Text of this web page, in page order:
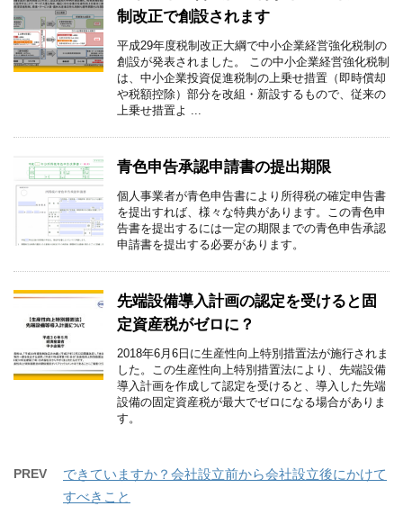
制改正で創設されます
平成29年度税制改正大綱で中小企業経営強化税制の
創設が発表されました。 この中小企業経営強化税制
は、中小企業投資促進税制の上乗せ措置（即時償却
や税額控除）部分を改組・新設するもので、従来の
上乗せ措置よ ...
青色申告承認申請書の提出期限
個人事業者が青色申告書により所得税の確定申告書
を提出すれば、様々な特典があります。この青色申
告書を提出するには一定の期限までの青色申告承認
申請書を提出する必要があります。
先端設備導入計画の認定を受けると固
定資産税がゼロに？
2018年6月6日に生産性向上特別措置法が施行されま
した。この生産性向上特別措置法により、先端設備
導入計画を作成して認定を受けると、導入した先端
設備の固定資産税が最大でゼロになる場合がありま
す。
PREV
できていますか？会社設立前から会社設立後にかけて
すべきこと